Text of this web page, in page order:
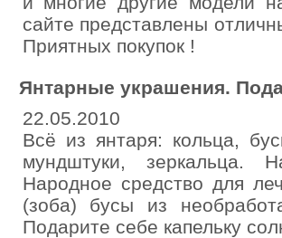
сайте представлены
Приятных покупок !
Янтарные украшения.
22.05.2010
Всё из янтаря: кольца,
мундштуки, зеркальца.
Народное средство для
(зоба) бусы из
Подарите себе капельку